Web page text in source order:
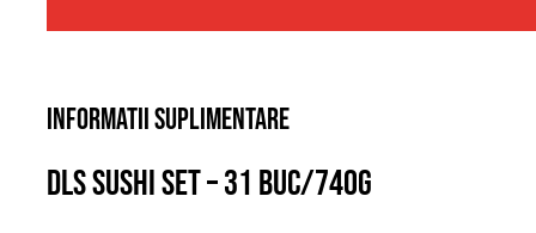
Informatii suplimentare
Dls sushi set – 31 buc/740g